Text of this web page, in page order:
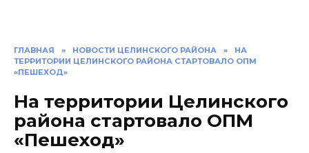
ГЛАВНАЯ » НОВОСТИ ЦЕЛИНСКОГО РАЙОНА »
НА
ТЕРРИТОРИИ ЦЕЛИНСКОГО РАЙОНА СТАРТОВАЛО ОПМ
«ПЕШЕХОД»
На территории Целинского
района стартовало ОПМ
«Пешеход»